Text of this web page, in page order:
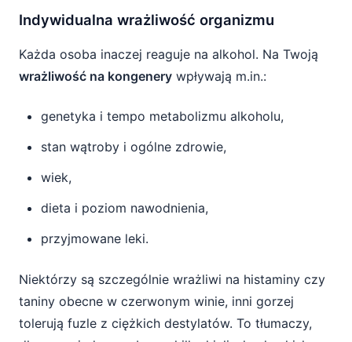
Indywidualna wrażliwość organizmu
Każda osoba inaczej reaguje na alkohol. Na Twoją
wrażliwość na kongenery wpływają m.in.:
genetyka i tempo metabolizmu alkoholu,
stan wątroby i ogólne zdrowie,
wiek,
dieta i poziom nawodnienia,
przyjmowane leki.
Niektórzy są szczególnie wrażliwi na histaminy czy
taniny obecne w czerwonym winie, inni gorzej
tolerują fuzle z ciężkich destylatów. To tłumaczy,